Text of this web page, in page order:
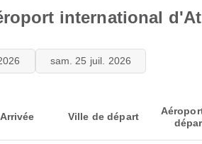
international
sam. 25 juil. 2026
Arrivée Ville de départ